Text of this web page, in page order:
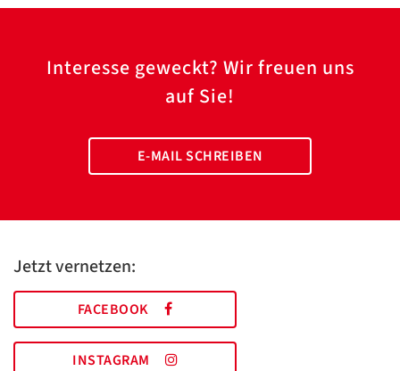
Interesse geweckt? Wir freuen uns
auf Sie!
E-MAIL SCHREIBEN
Jetzt vernetzen:
FACEBOOK
INSTAGRAM